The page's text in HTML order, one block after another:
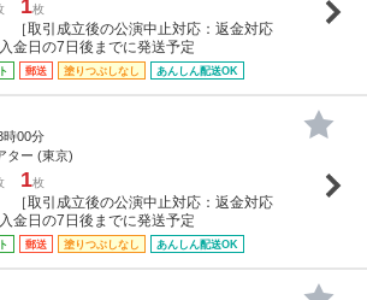
1枚
［取引成立後の公演中止対応：返金対応
金日の7日後までに発送予定
郵送 塗りつぶしなし あんしん配送OK
時00分
ター (東京)
1枚
［取引成立後の公演中止対応：返金対応
金日の7日後までに発送予定
郵送 塗りつぶしなし あんしん配送OK